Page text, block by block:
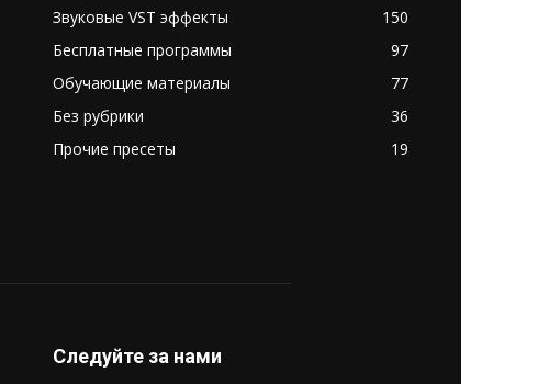
Звуковые VST эффекты
150
Бесплатные программы
97
Обучающие материалы
77
Без рубрики
36
Прочие пресеты
19
Следуйте за нами